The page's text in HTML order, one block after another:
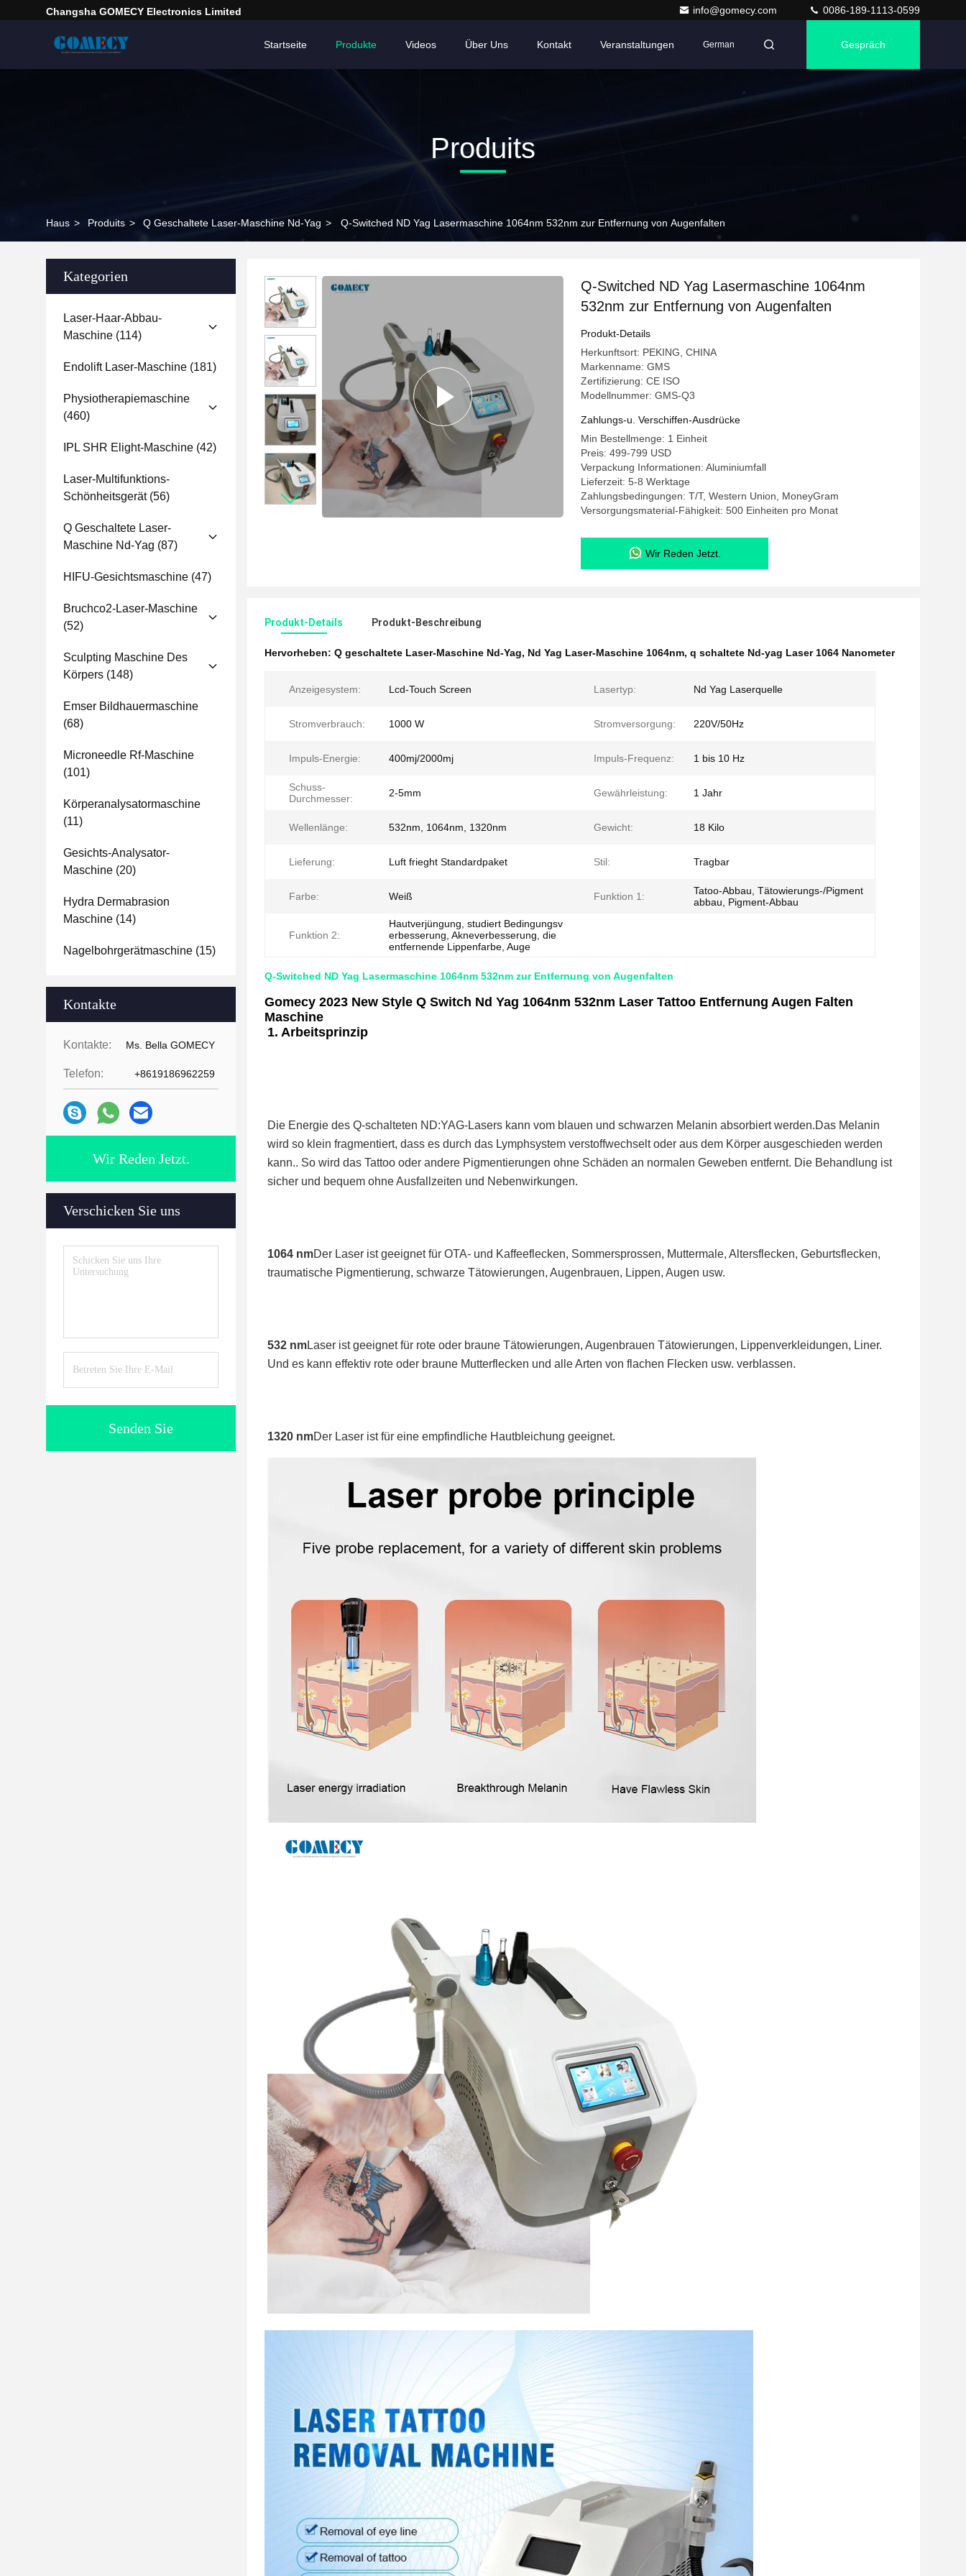
Changsha GOMECY Electronics Limited info@gomecy.com 0086-189-1113-0599
Startseite Produkte Videos Über Uns Kontakt Veranstaltungen German Gespräch
Produits
Haus > Produits > Q Geschaltete Laser-Maschine Nd-Yag > Q-Switched ND Yag Lasermaschine 1064nm 532nm zur Entfernung von Augenfalten
Kategorien
Laser-Haar-Abbau-
Maschine (114)
Endolift Laser-Maschine (181)
Physiotherapiemaschine
(460)
IPL SHR Elight-Maschine (42)
Laser-Multifunktions-
Schönheitsgerät(56)
Q Geschaltete Laser-
Maschine Nd-Yag (87)
HIFU-Gesichtsmaschine (47)
Bruchco2-Laser-Maschine
(52)
Sculpting Maschine Des
Körpers (148)
Emser Bildhauermaschine
(68)
Microneedle Rf-Maschine
(101)
Körperanalysatormaschine
(11)
Gesichts-Analysator-
Maschine (20)
Hydra Dermabrasion
Maschine (14)
Nagelbohrgerätmaschine (15)
Kontakte
Kontakte: Ms. Bella GOMECY
Telefon: +8619186962259
Wir Reden Jetzt.
Verschicken Sie uns
Senden Sie
Q-Switched ND Yag Lasermaschine 1064nm
532nm zur Entfernung von Augenfalten
Produkt-Details
Herkunftsort: PEKING, CHINA
Markenname: GMS
Zertifizierung: CE ISO
Modellnummer: GMS-Q3
Zahlungs-u. Verschiffen-Ausdrücke
Min Bestellmenge: 1 Einheit
Preis: 499-799 USD
Verpackung Informationen: Aluminiumfall
Lieferzeit: 5-8 Werktage
Zahlungsbedingungen: T/T, Western Union, MoneyGram
Versorgungsmaterial-Fähigkeit: 500 Einheiten pro Monat
Wir Reden Jetzt.
Produkt-Details Produkt-Beschreibung
Hervorheben: Q geschaltete Laser-Maschine Nd-Yag, Nd Yag Laser-Maschine 1064nm, q schaltete Nd-yag Laser 1064 Nanometer
Anzeigesystem: Lcd-Touch Screen Lasertyp: Nd Yag Laserquelle
Stromverbrauch: 1000 W Stromversorgung: 220V/50Hz
Impuls-Energie: 400mj/2000mj Impuls-Frequenz: 1 bis 10 Hz
Schuss-
Durchmesser:
2-5mm Gewährleistung: 1 Jahr
Wellenlänge: 532nm, 1064nm, 1320nm Gewicht: 18 Kilo
Lieferung: Luft frieght Standardpaket Stil: Tragbar
Farbe: Weiß Funktion 1:
Tatoo-Abbau, Tätowierungs-/Pigment
abbau, Pigment-Abbau
Funktion 2:
Hautverjüngung, studiert Bedingungsv
erbesserung, Akneverbesserung, die
entfernende Lippenfarbe, Auge
Q-Switched ND Yag Lasermaschine 1064nm 532nm zur Entfernung von Augenfalten
Gomecy 2023 New Style Q Switch Nd Yag 1064nm 532nm Laser Tattoo Entfernung Augen Falten
Maschine
1. Arbeitsprinzip
Die Energie des Q-schalteten ND:YAG-Lasers kann vom blauen und schwarzen Melanin absorbiert werden.Das Melanin
wird so klein fragmentiert, dass es durch das Lymphsystem verstoffwechselt oder aus dem Körper ausgeschieden werden
kann.. So wird das Tattoo oder andere Pigmentierungen ohne Schäden an normalen Geweben entfernt. Die Behandlung ist
sicher und bequem ohne Ausfallzeiten und Nebenwirkungen.
1064 nmDer Laser ist geeignet für OTA- und Kaffeeflecken, Sommersprossen, Muttermale, Altersflecken, Geburtsflecken,
traumatische Pigmentierung, schwarze Tätowierungen, Augenbrauen, Lippen, Augen usw.
532 nmLaser ist geeignet für rote oder braune Tätowierungen, Augenbrauen Tätowierungen, Lippenverkleidungen, Liner.
Und es kann effektiv rote oder braune Mutterflecken und alle Arten von flachen Flecken usw. verblassen.
1320 nmDer Laser ist für eine empfindliche Hautbleichung geeignet.